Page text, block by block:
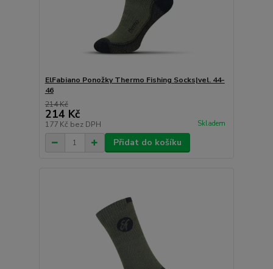
ElFabiano Ponožky Thermo Fishing Socks|vel. 44-
46
214 Kč
214 Kč
177 Kč bez DPH Skladem
Přidat do košíku